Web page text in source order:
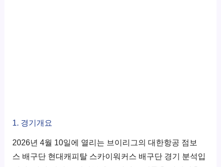
1. 경기개요
2026년 4월 10일에 열리는 브이리그의 대한항공 점보
스 배구단 현대캐피탈 스카이워커스 배구단 경기 분석입